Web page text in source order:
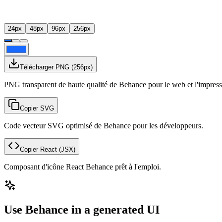
24px 48px 96px 256px
Télécharger PNG (256px)
PNG transparent de haute qualité de Behance pour le web et
Copier SVG
Code vecteur SVG optimisé de Behance pour les développeurs.
Copier React (JSX)
Composant d'icône React Behance prêt à l'emploi.
Use Behance in a generated UI